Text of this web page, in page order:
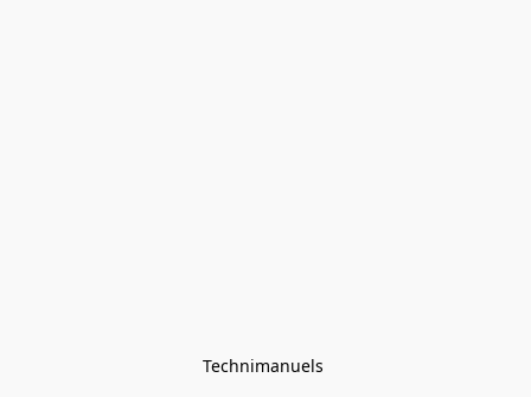
Technimanuels